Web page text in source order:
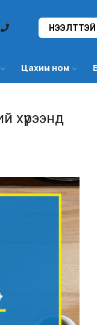
НЭЭЛТТЭЙ
Цахим ном
хүрээнд